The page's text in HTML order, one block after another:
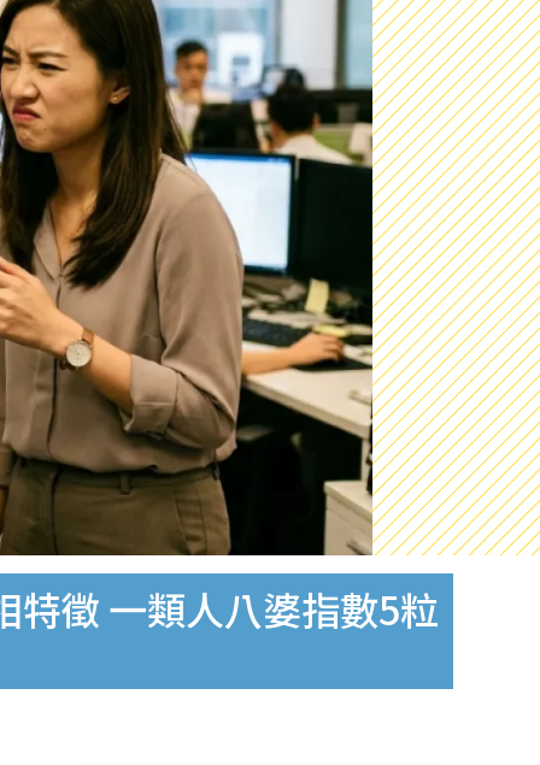
特徵 一類人八婆指數5粒